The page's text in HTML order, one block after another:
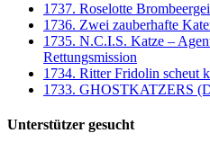
1737. Roselotte
1736. Zwei zauberhafte
1735. N.C.I.S. Katze –
Rettungsmission
1734. Ritter Fridolin scheut
1733. GHOSTKATZERS
Unterstützer gesucht